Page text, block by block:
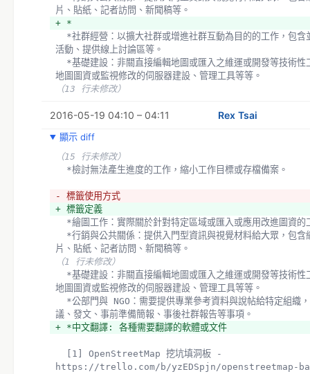
  *社群經營：以擴大社群或增進社群互動為目的的工作，包含並不限於舉辦線上、線下
活動、提供線上討論區等。
地圖圖資或監視修改的伺服器建設、管理工具等等。
（13 行未修改）
片、貼紙、記者訪問、新聞稿等。
+ *
活動、提供線上討論區等。
地圖圖資或監視修改的伺服器建設、管理工具等等。
（13 行未修改）
2016-05-19 04:10 – 04:11 Rex Tsai
顯示 diff
（15 行未修改）
  *檢討無法產生進度的工作，縮小工作目標或存檔備案。
- 標籤使用方式
+ 標籤定義
*繪圖工作：實際關於針對特定區域或匯入或應用改進圖資的
片、貼紙、記者訪問、新聞稿等。
（1 行未修改）
地圖圖資或監視修改的伺服器建設、管理工具等等。
議、發文、事前準備簡報、事後社群報告等事項。
+ *中文翻譯: 各種需要翻譯的軟體或文件
https://trello.com/b/yzEDSpjn/openstreetmap-